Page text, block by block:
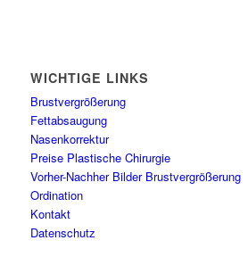
WICHTIGE LINKS
Brustvergrößerung
Fettabsaugung
Nasenkorrektur
Preise Plastische Chirurgie
Vorher-Nachher Bilder Brustvergrößerung
Ordination
Kontakt
Datenschutz